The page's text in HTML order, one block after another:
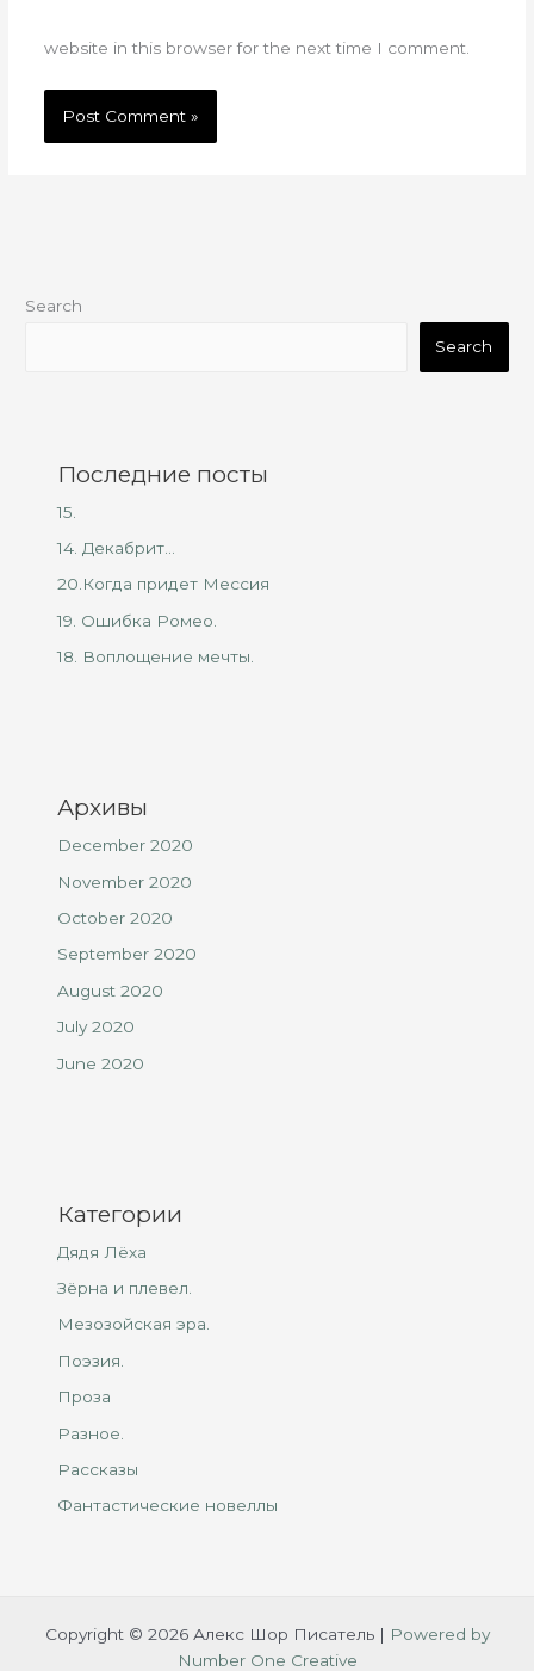
website in this browser for the next time I comment.
Search
Search
Последние посты
15.
14. Декабрит…
20.Когда придет Мессия
19. Ошибка Ромео.
18. Воплощение мечты.
Архивы
December 2020
November 2020
October 2020
September 2020
August 2020
July 2020
June 2020
Категории
Дядя Лёха
Зёрна и плевел.
Мезозойская эра.
Поэзия.
Проза
Разное.
Рассказы
Фантастические новеллы
Copyright © 2026 Алекс Шор Писатель | Powered by
Number One Creative